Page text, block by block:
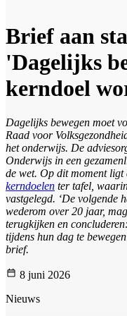
Brief aan
'Dagelijks
kerndoel
Dagelijks bewegen moet
Raad voor
het onderwijs. De
Onderwijs in een
de wet. Op dit moment ligt
kerndoelen ter tafel,
vastgelegd. ‘De volgende
wederom over 20 jaar,
terugkijken en
tijdens hun dag te
brief.
8 juni 2026
Nieuws